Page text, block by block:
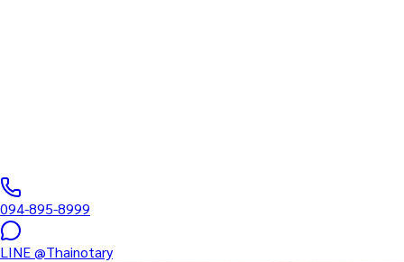
094-895-8999
LINE@Thainotary